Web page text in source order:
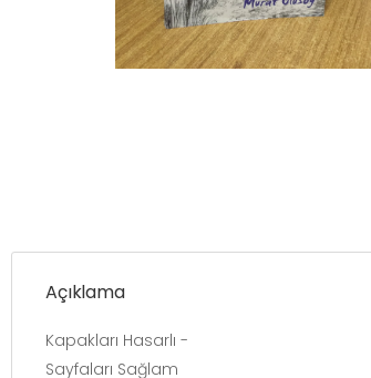
Açıklama
Kapakları Hasarlı -
Sayfaları Sağlam